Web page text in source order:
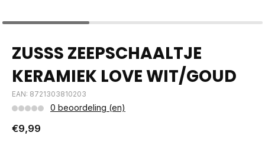
ZUSSS ZEEPSCHAALTJE
KERAMIEK LOVE WIT/GOUD
EAN: 8721303810203
0 beoordeling (en)
€9,99